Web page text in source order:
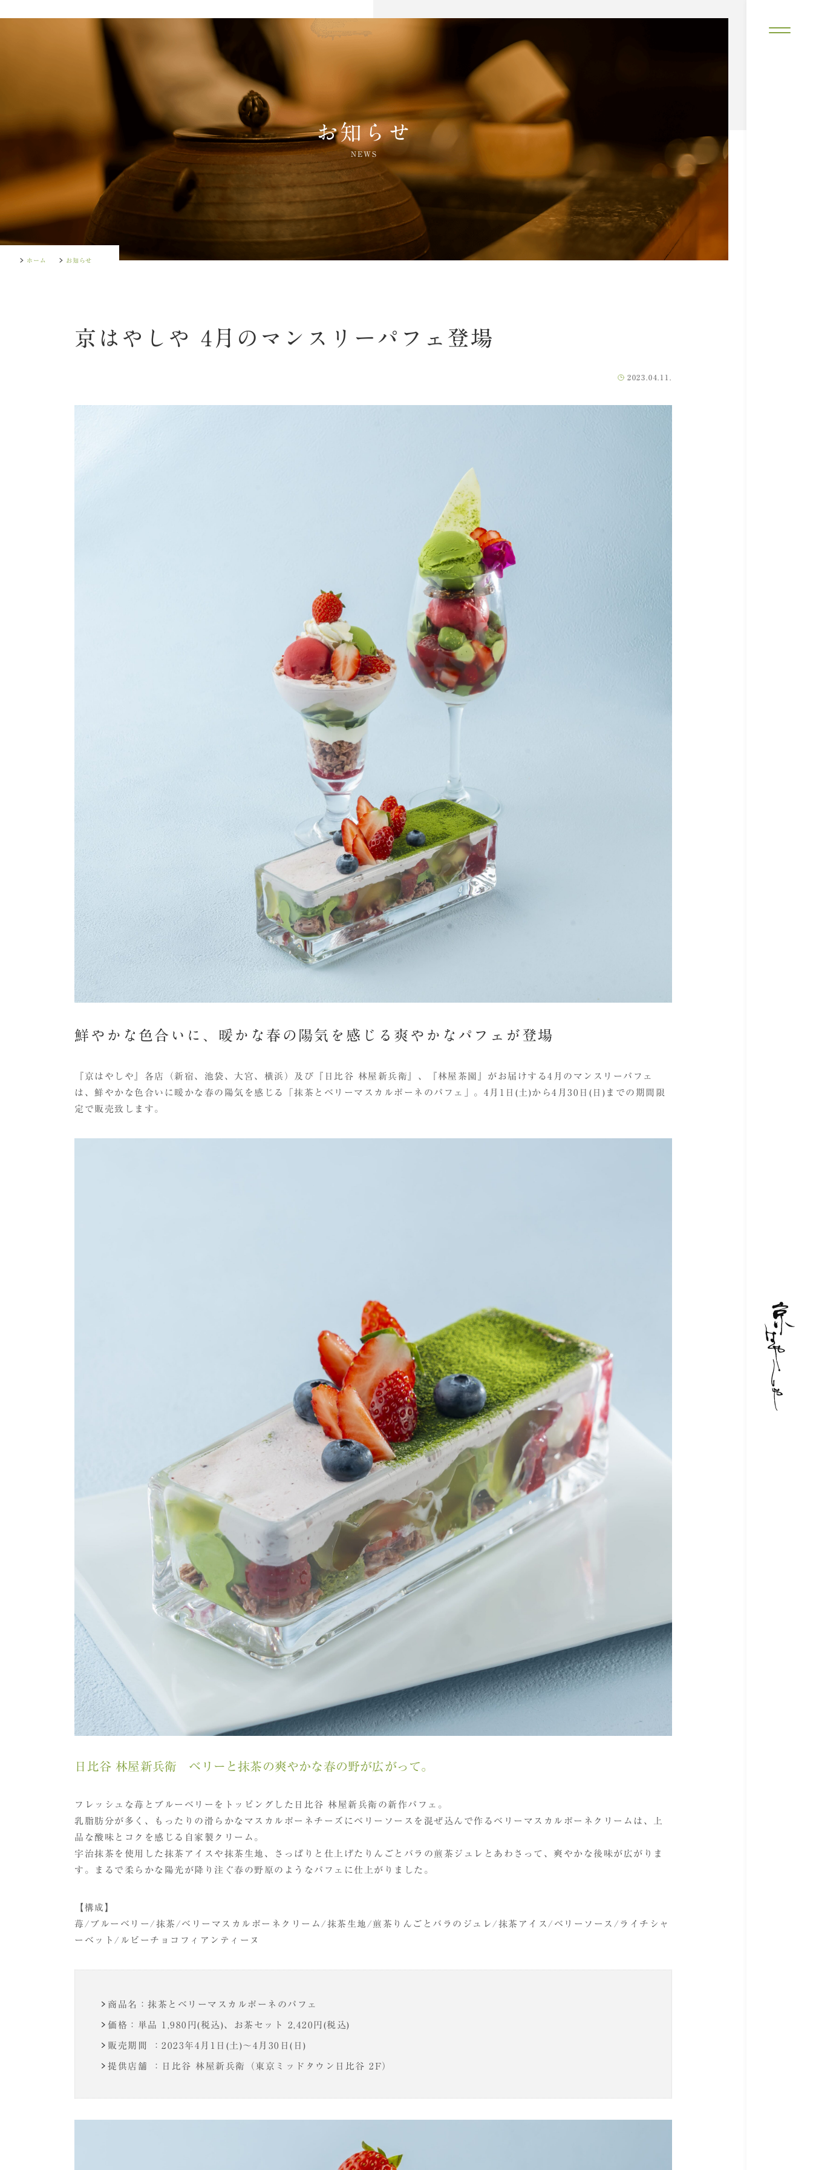
お知らせ
NEWS
ホーム お知らせ
京はやしや 4月のマンスリーパフェ登場
2023.04.11.
鮮やかな色合いに、暖かな春の陽気を感じる爽やかなパフェが登場
『京はやしや』各店（新宿、池袋、大宮、横浜）及び『日比谷 林屋新兵衛』、『林屋茶園』がお届けする4月のマンスリーパフェ
は、鮮やかな色合いに暖かな春の陽気を感じる「抹茶とベリーマスカルポーネのパフェ」。4月1日(土)から4月30日(日)までの期間限
定で販売致します。
日比谷 林屋新兵衛 ベリーと抹茶の爽やかな春の野が広がって。
フレッシュな苺とブルーベリーをトッピングした日比谷 林屋新兵衛の新作パフェ。
乳脂肪分が多く、もったりの滑らかなマスカルポーネチーズにベリーソースを混ぜ込んで作るベリーマスカルポーネクリームは、上
品な酸味とコクを感じる自家製クリーム。
宇治抹茶を使用した抹茶アイスや抹茶生地、さっぱりと仕上げたりんごとバラの煎茶ジュレとあわさって、爽やかな後味が広がりま
す。まるで柔らかな陽光が降り注ぐ春の野原のようなパフェに仕上がりました。
【構成】
苺/ブルーベリー/抹茶/ベリーマスカルポーネクリーム/抹茶生地/煎茶りんごとバラのジュレ/抹茶アイス/ベリーソース/ライチシャ
ーベット/ルビーチョコフィアンティーヌ
商品名：抹茶とベリーマスカルポーネのパフェ
価格：単品 1,980円(税込)、お茶セット 2,420円(税込)
販売期間 ：2023年4月1日(土)～4月30日(日)
提供店舗 ：日比谷 林屋新兵衛（東京ミッドタウン日比谷 2F）